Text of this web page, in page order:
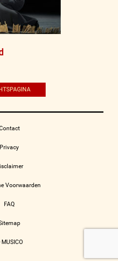
Privacy
Voorwaarden
FAQ